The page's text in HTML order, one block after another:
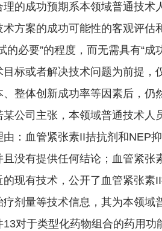
成功预期系本领域普通技术人
术方案的成功可能性的客观评估
的必要”的程度，而无需具有“
目标或者解决技术问题为前提，
、整体创新成功率等因素后，仍
司主张，本领域普通技术人员
由：血管紧张素II拮抗剂和NEP
且没有提供任何结论；血管紧张
的现有技术，公开了血管紧张素
疗剂量等技术信息，其为本领域
13对于类型化药物组合的药用